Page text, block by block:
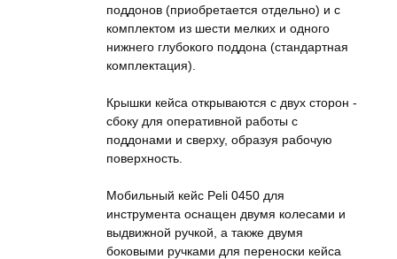
поддонов (приобретается отдельно) и с
комплектом из шести мелких и одного
нижнего глубокого поддона (стандартная
комплектация).
Крышки кейса открываются с двух сторон -
сбоку для оперативной работы с
поддонами и сверху, образуя рабочую
поверхность.
Мобильный кейс Peli 0450 для
инструмента оснащен двумя колесами и
выдвижной ручкой, а также двумя
боковыми ручками для переноски кейса